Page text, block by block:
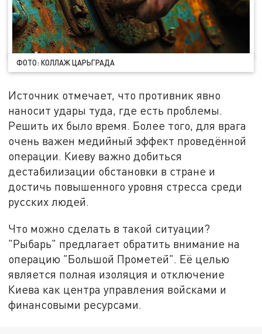
ФОТО: КОЛЛАЖ ЦАРЬГРАДА
Источник отмечает, что противник явно
наносит удары туда, где есть проблемы.
Решить их было время. Более того, для врага
очень важен медийный эффект проведённой
операции. Киеву важно добиться
дестабилизации обстановки в стране и
достичь повышенного уровня стресса среди
русских людей.
Что можно сделать в такой ситуации?
"Рыбарь" предлагает обратить внимание на
операцию "Большой Прометей". Её целью
является полная изоляция и отключение
Киева как центра управления войсками и
финансовыми ресурсами.